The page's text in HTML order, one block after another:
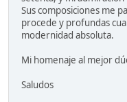
Sus composiciones me
procede y profundas
modernidad absoluta.
Mi homenaje al mejor
Saludos